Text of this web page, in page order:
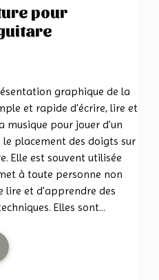
pour
graphique de la
et rapide d'écrire, lire et
musique pour jouer d'un
placement des doigts sur
Elle est souvent utilisée
à toute personne non
lire et d'apprendre des
Elles sont...